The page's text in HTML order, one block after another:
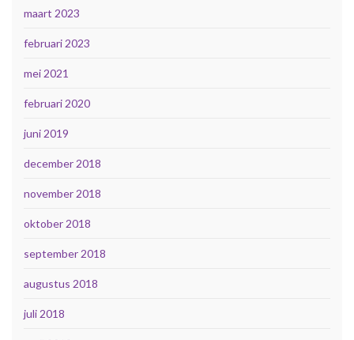
maart 2023
februari 2023
mei 2021
februari 2020
juni 2019
december 2018
november 2018
oktober 2018
september 2018
augustus 2018
juli 2018